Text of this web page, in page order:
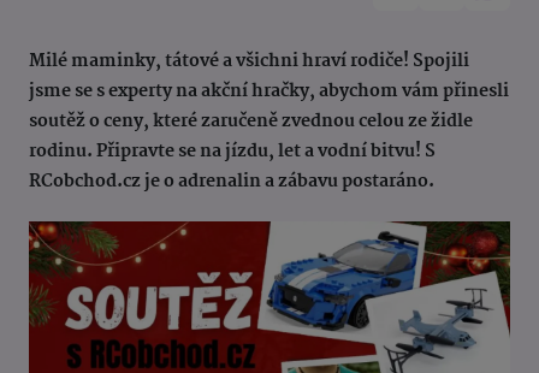
Milé maminky, tátové a všichni hraví rodiče! Spojili
jsme se s experty na akční hračky, abychom vám přinesli
soutěž o ceny, které zaručeně zvednou celou ze židle
rodinu. Připravte se na jízdu, let a vodní bitvu! S
RCobchod.cz je o adrenalin a zábavu postaráno.